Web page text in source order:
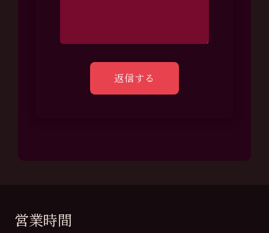
営業時間